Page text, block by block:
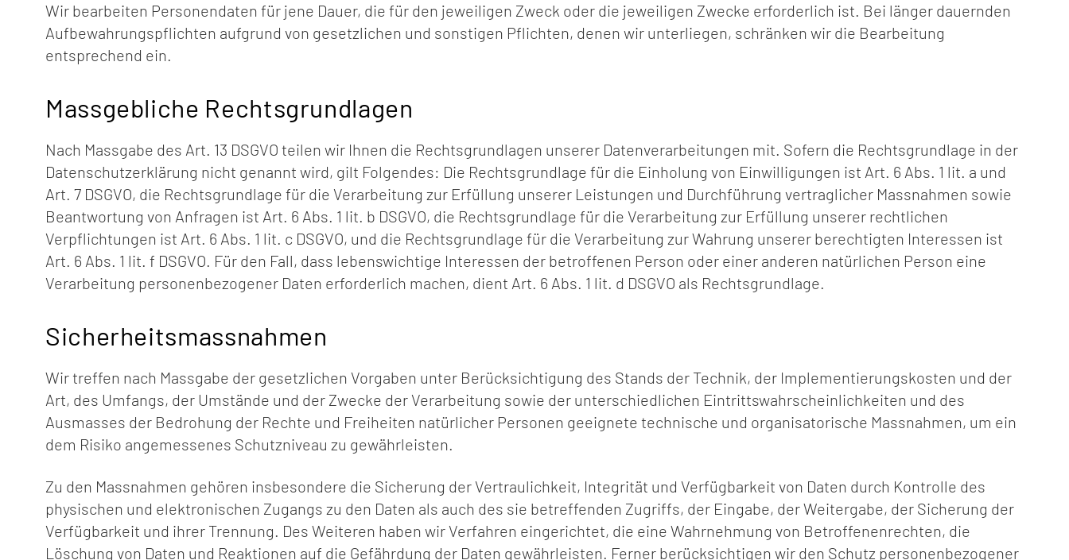
Wir bearbeiten Personendaten für jene Dauer, die für den jeweiligen Zweck oder die jeweiligen Zwecke erforderlich ist. Bei länger dauernden
Aufbewahrungspflichten aufgrund von gesetzlichen und sonstigen Pflichten, denen wir unterliegen, schränken wir die Bearbeitung
entsprechend ein.
Massgebliche Rechtsgrundlagen
Nach Massgabe des Art. 13 DSGVO teilen wir Ihnen die Rechtsgrundlagen unserer Datenverarbeitungen mit. Sofern die Rechtsgrundlage in der
Datenschutzerklärung nicht genannt wird, gilt Folgendes: Die Rechtsgrundlage für die Einholung von Einwilligungen ist Art. 6 Abs. 1 lit. a und
Art. 7 DSGVO, die Rechtsgrundlage für die Verarbeitung zur Erfüllung unserer Leistungen und Durchführung vertraglicher Massnahmen sowie
Beantwortung von Anfragen ist Art. 6 Abs. 1 lit. b DSGVO, die Rechtsgrundlage für die Verarbeitung zur Erfüllung unserer rechtlichen
Verpflichtungen ist Art. 6 Abs. 1 lit. c DSGVO, und die Rechtsgrundlage für die Verarbeitung zur Wahrung unserer berechtigten Interessen ist
Art. 6 Abs. 1 lit. f DSGVO. Für den Fall, dass lebenswichtige Interessen der betroffenen Person oder einer anderen natürlichen Person eine
Verarbeitung personenbezogener Daten erforderlich machen, dient Art. 6 Abs. 1 lit. d DSGVO als Rechtsgrundlage.
Sicherheitsmassnahmen
Wir treffen nach Massgabe der gesetzlichen Vorgaben unter Berücksichtigung des Stands der Technik, der Implementierungskosten und der
Art, des Umfangs, der Umstände und der Zwecke der Verarbeitung sowie der unterschiedlichen Eintrittswahrscheinlichkeiten und des
Ausmasses der Bedrohung der Rechte und Freiheiten natürlicher Personen geeignete technische und organisatorische Massnahmen, um ein
dem Risiko angemessenes Schutzniveau zu gewährleisten.
Zu den Massnahmen gehören insbesondere die Sicherung der Vertraulichkeit, Integrität und Verfügbarkeit von Daten durch Kontrolle des
physischen und elektronischen Zugangs zu den Daten als auch des sie betreffenden Zugriffs, der Eingabe, der Weitergabe, der Sicherung der
Verfügbarkeit und ihrer Trennung. Des Weiteren haben wir Verfahren eingerichtet, die eine Wahrnehmung von Betroffenenrechten, die
Löschung von Daten und Reaktionen auf die Gefährdung der Daten gewährleisten. Ferner berücksichtigen wir den Schutz personenbezogener